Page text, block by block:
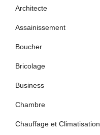
Architecte
Assainissement
Boucher
Bricolage
Business
Chambre
Chauffage et Climatisation